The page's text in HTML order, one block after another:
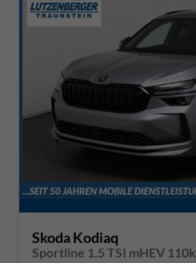
Skoda Kodiaq
Sportline 1.5 TSI mHEV